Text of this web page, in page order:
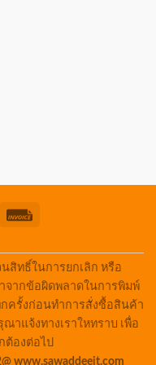
สิทธิ์ในการยกเลิก หรือ
จากข้อผิดพลาดในการพิมพ์
ครั้งก่อนทำการสั่งซื้อสินค้า
แจ้งทางเราใหทราบ เพื่อ
ต้องต่อไป
www.sawaddeeit.com